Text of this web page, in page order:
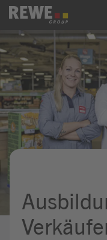
Zum Inhalt springen
REWE
Mein